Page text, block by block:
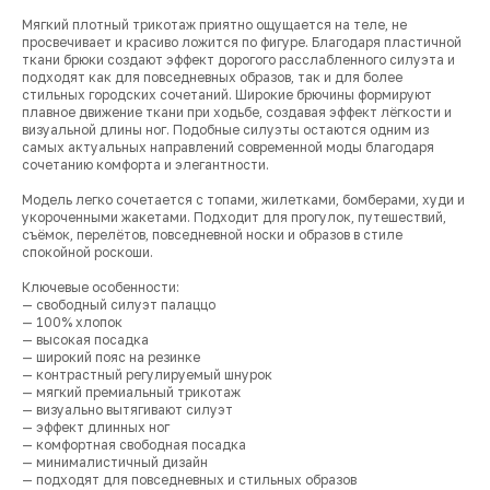
Мягкий плотный трикотаж приятно ощущается на теле, не
просвечивает и красиво ложится по фигуре. Благодаря пластичной
ткани брюки создают эффект дорогого расслабленного силуэта и
подходят как для повседневных образов, так и для более
стильных городских сочетаний. Широкие брючины формируют
плавное движение ткани при ходьбе, создавая эффект лёгкости и
визуальной длины ног. Подобные силуэты остаются одним из
самых актуальных направлений современной моды благодаря
сочетанию комфорта и элегантности.
Модель легко сочетается с топами, жилетками, бомберами, худи и
укороченными жакетами. Подходит для прогулок, путешествий,
съёмок, перелётов, повседневной носки и образов в стиле
спокойной роскоши.
Ключевые особенности:
— свободный силуэт палаццо
— 100% хлопок
— высокая посадка
— широкий пояс на резинке
— контрастный регулируемый шнурок
— мягкий премиальный трикотаж
— визуально вытягивают силуэт
— эффект длинных ног
— комфортная свободная посадка
— минималистичный дизайн
— подходят для повседневных и стильных образов